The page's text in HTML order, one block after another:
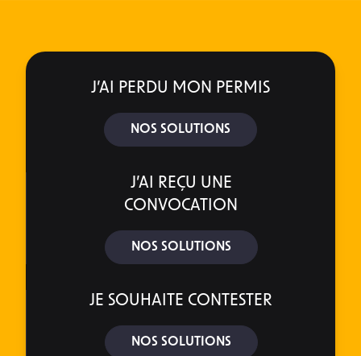
J’AI PERDU MON PERMIS
NOS SOLUTIONS
J’AI REÇU UNE
CONVOCATION
NOS SOLUTIONS
JE SOUHAITE CONTESTER
NOS SOLUTIONS